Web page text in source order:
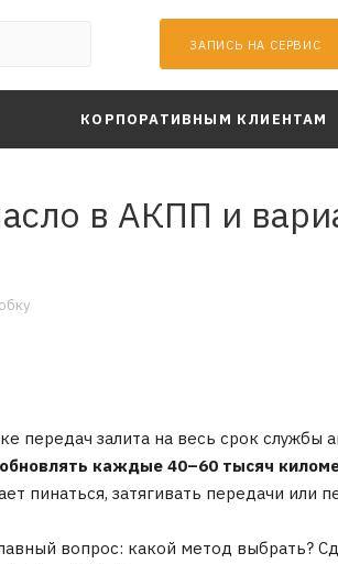
ЗАПИСЬ НА СЕРВИС
КОРПОРАТИВНЫМ КЛИЕНТАМ
в АКПП и
залита на весь срок службы
каждые 40–60 тысяч
пинаться, затягивать передачи или
вопрос: какой метод выбрать?